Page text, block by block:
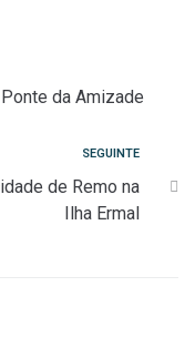
da Amizade
SEGUINTE
de Remo na
Ilha Ermal